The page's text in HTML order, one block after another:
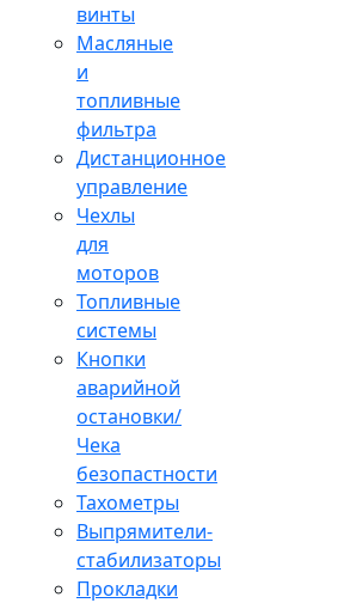
винты
Масляные
и
топливные
фильтра
Дистанционное
управление
Чехлы
для
моторов
Топливные
системы
Кнопки
аварийной
остановки/
Чека
безопастности
Тахометры
Выпрямители-
стабилизаторы
Прокладки